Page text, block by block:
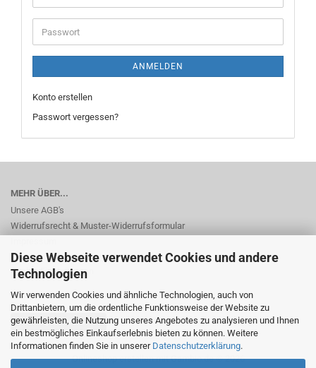
Diese Webseite verwendet Cookies und andere
Technologien
Wir verwenden Cookies und ähnliche Technologien, auch von
Drittanbietern, um die ordentliche Funktionsweise der Website zu
gewährleisten, die Nutzung unseres Angebotes zu analysieren und Ihnen
ein bestmögliches Einkaufserlebnis bieten zu können. Weitere
Informationen finden Sie in unserer Datenschutzerklärung.
Mail-
Adresse
Passwort
ANMELDEN
Konto erstellen
Passwort vergessen?
MEHR ÜBER...
Unsere AGB's
Widerrufsrecht & Muster-Widerrufsformular
Privatsphäre und Datenschutz
Cookie Einstellungen
Vertrag widerrufen
Onlineshop erstellenmit Gambio.de © 2026